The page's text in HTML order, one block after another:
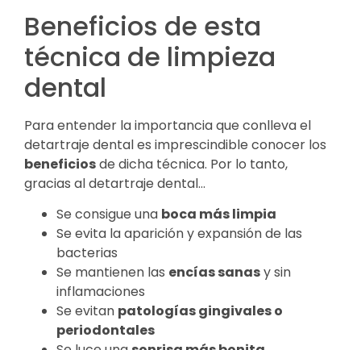
Beneficios de esta
técnica de limpieza
dental
Para entender la importancia que conlleva el
detartraje dental es imprescindible conocer los
beneficiosde dicha técnica. Por lo tanto,
gracias al detartraje dental…
Se consigue una boca más limpia
Se evita la aparición y expansión de las
bacterias
Se mantienen las encías sanasy sin
inflamaciones
Se evitan patologías gingivales o
periodontales